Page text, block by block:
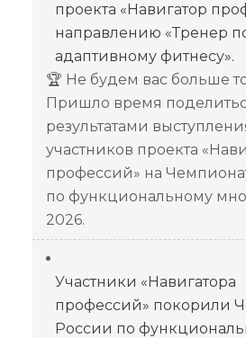
проекта «Навигатор
направлению «Тренер
адаптивному фитнесу».
🏆 Не будем вас больше
Пришло время
результатами
участников проекта
профессий» на
по функциональному
2026.
Участники «Навигатора
профессий» покорили
России по